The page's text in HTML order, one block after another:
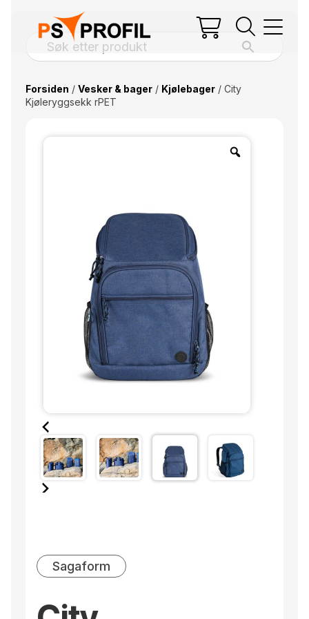
Forsiden / Vesker & bager/ Kjølebager/ City
Kjøleryggsekk rPET
Sagaform